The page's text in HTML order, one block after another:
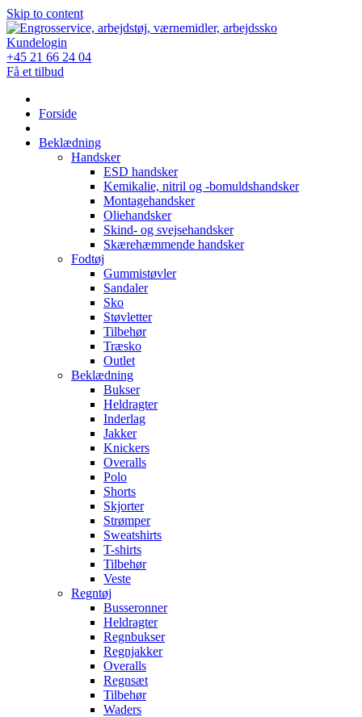
Skip to content
Kundelogin
+45 21 66 24 04
Få et tilbud
Forside
Beklædning
Handsker
ESD handsker
Kemikalie, nitril og -bomuldshandsker
Montagehandsker
Oliehandsker
Skind- og svejsehandsker
Skærehæmmende handsker
Fodtøj
Gummistøvler
Sandaler
Sko
Støvletter
Tilbehør
Træsko
Outlet
Beklædning
Bukser
Heldragter
Inderlag
Jakker
Knickers
Overalls
Polo
Shorts
Skjorter
Strømper
Sweatshirts
T-shirts
Tilbehør
Veste
Regntøj
Busseronner
Heldragter
Regnbukser
Regnjakker
Overalls
Regnsæt
Tilbehør
Waders